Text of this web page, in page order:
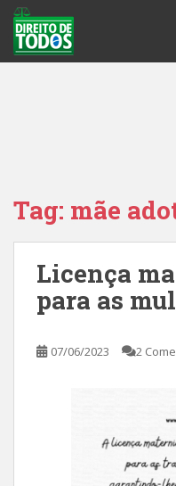
Tag: mãe
Licença
para as
07/06/2023 2